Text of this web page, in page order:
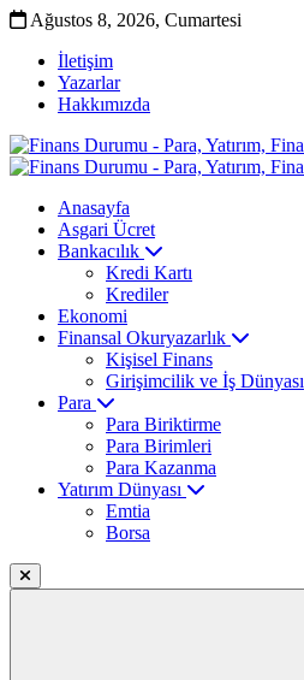
Ağustos 8, 2026, Cumartesi
İletişim
Yazarlar
Hakkımızda
Anasayfa
Asgari Ücret
Bankacılık
Kredi Kartı
Krediler
Ekonomi
Finansal Okuryazarlık
Kişisel Finans
Girişimcilik ve İş Dünyası
Para
Para Biriktirme
Para Birimleri
Para Kazanma
Yatırım Dünyası
Emtia
Borsa